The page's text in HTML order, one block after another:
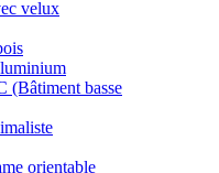
velux
(Bâtiment basse
orientable